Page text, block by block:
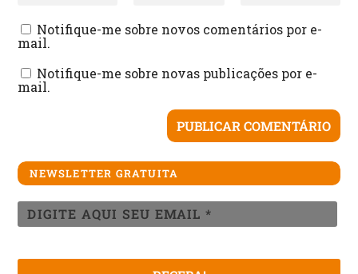
Notifique-me sobre novos comentários por e-
mail.
Notifique-me sobre novas publicações por e-
mail.
NEWSLETTER GRATUITA